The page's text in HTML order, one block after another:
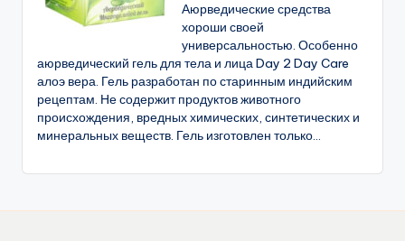
Аюрведические средства
хороши своей
универсальностью. Особенно
аюрведический гель для тела и лица Day 2 Day Care
алоэ вера. Гель разработан по старинным индийским
рецептам. Не содержит продуктов животного
происхождения, вредных химических, синтетических и
минеральных веществ. Гель изготовлен только...